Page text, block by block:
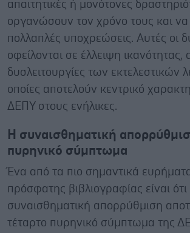
απαιτητικές ή μονότονες
οργανώσουν τον χρόνο τους και να
πολλαπλές υποχρεώσεις. Αυτές οι
οφείλονται σε έλλειψη ικανότητας,
δυσλειτουργίες των εκτελεστικών
οποίες αποτελούν κεντρικό
ΔΕΠΥ στους ενήλικες.
Η συναισθηματική
πυρηνικό σύμπτωμα
Ένα από τα πιο σημαντικά
πρόσφατης βιβλιογραφίας είναι ότι
συναισθηματική απορρύθμιση
τέταρτο πυρηνικό σύμπτωμα της